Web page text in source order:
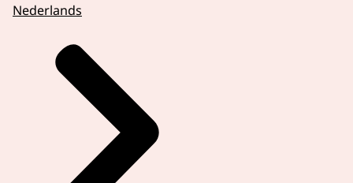
Nederlands